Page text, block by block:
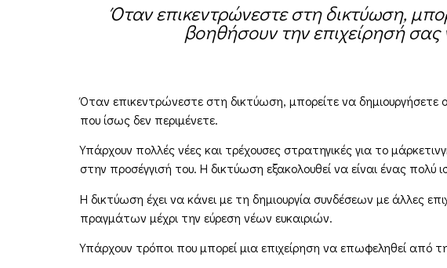
Όταν επικεντρώνεστε στη δικτύωση,
βοηθήσουν την επιχείρησή
Όταν επικεντρώνεστε στη δικτύωση, μπορείτε να δημιουργήσετε
που ίσως δεν περιμένετε.
Υπάρχουν πολλές νέες και τρέχουσες στρατηγικές για το
στην προσέγγισή του. Η δικτύωση εξακολουθεί να είναι ένας πολύ
Η δικτύωση έχει να κάνει με τη δημιουργία συνδέσεων με άλλες
πραγμάτων μέχρι την εύρεση νέων ευκαιριών.
Υπάρχουν τρόποι που μπορεί μια επιχείρηση να επωφεληθεί από